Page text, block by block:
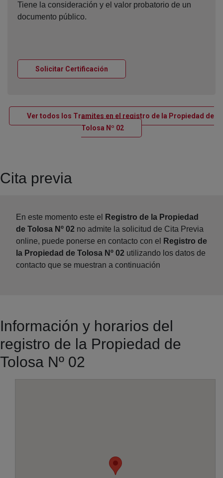
Tiene la consideración y el valor probatorio de un
documento público.
Solicitar Certificación
Ver todos los Tramites en el registro de la Propiedad de
Tolosa Nº 02 Ventana nueva
Cita previa
En este momento este el
Registro de la Propiedad
de Tolosa Nº 02 no admite la solicitud de Cita Previa
online, puede ponerse en contacto con el
Registro de
la Propiedad de Tolosa Nº 02 utilizando los datos de
contacto que se muestran a continuación
Información y horarios del
registro de la Propiedad de
Tolosa Nº 02